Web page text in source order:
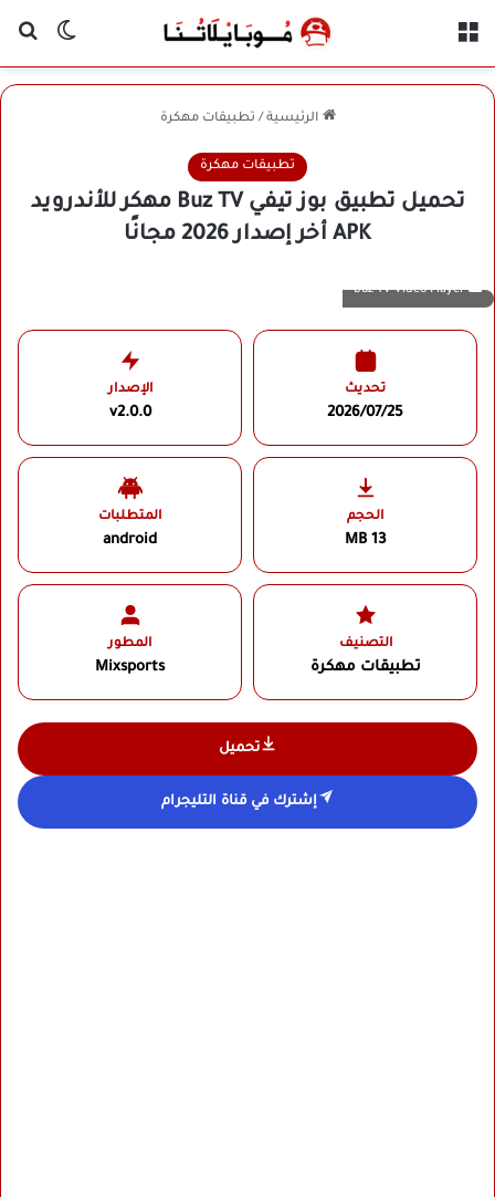
الوضع
الرئيسية / تطبيقات مهكرة
تطبيقات مهكرة
تحميل تطبيق بوز تيفي Buz TV مهكر للأندرويد
APK أخر إصدار 2026 مجانًا
Buz TV Video Player
تحديث
2026/07/25
الإصدار
v2.0.0
الحجم
13 MB
المتطلبات
android
التصنيف
تطبيقات مهكرة
المطور
Mixsports‏
تحميل
إشترك في قناة التليجرام